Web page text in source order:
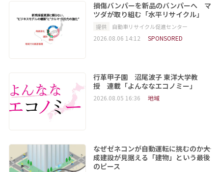
損傷バンパーを新品のバンパーへ マ
ツダが取り組む「水平リサイクル」
提供 自動車リサイクル促進センター
2026.08.06 14:12 SPONSORED
行革甲子園 沼尾波子 東洋大学教
授 連載「よんななエコノミー」
2026.08.05 16:36 地域
なぜゼネコンが自動運転に挑むのか――大
成建設が見据える「建物」という最後
のピース